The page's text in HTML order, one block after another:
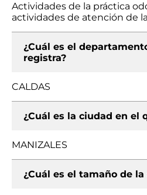
Actividades de la práctica
actividades de atención de
¿Cuál es el
registra?
CALDAS
¿Cuál es la ciudad en el
MANIZALES
¿Cuál es el tamaño de la